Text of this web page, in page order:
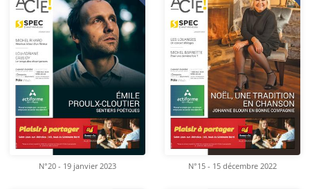
N°20 - 19 janvier 2023 N°15 - 15 décembre 2022